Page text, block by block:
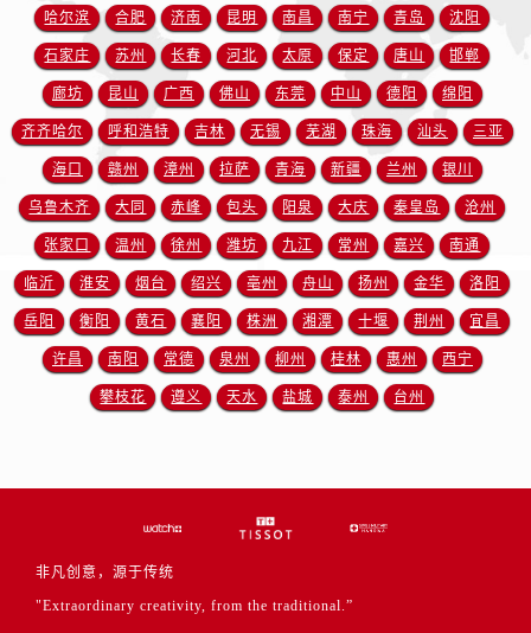
安徽省淮南市田家庵区国庆中路售后服务中心（需提前预约）
安徽省黄山市屯溪区黄山西路售后服务中心（需提前预约）
安徽省六安市金安区解放中路售后服务中心（需提前预约）
安徽省马鞍山市雨山区湖南西路售后服务中心（需提前预约）
安徽省宿州市埇桥区人民中路售后服务中心（需提前预约）
安徽省铜陵市铜官区石城大道售后服务中心（需提前预约）
安徽省芜湖市镜湖区中山路步行街售后服务中心（需提前预约）
安徽省宣城市宣州区叠嶂西路售后服务中心（需提前预约）
福建省龙岩市新罗区九一南路售后服务中心（需提前预约）
福建省南平市建阳区人民西路售后服务中心（需提前预约）
福建省宁德市蕉城区天湖东路售后服务中心（需提前预约）
江苏省常州市新北区龙锦路1590号现代传媒中心5号楼10层1008室售后服务中心（需提前预约）
哈尔滨 合肥 济南 昆明 南昌 南宁 青岛 沈阳
石家庄 苏州 长春 河北 太原 保定 唐山 邯郸
廊坊 昆山 广西 佛山 东莞 中山 德阳 绵阳
齐齐哈尔 呼和浩特 吉林 无锡 芜湖 珠海 汕头 三亚
海口 赣州 漳州 拉萨 青海 新疆 兰州 银川
乌鲁木齐 大同 赤峰 包头 阳泉 大庆 秦皇岛 沧州
张家口 温州 徐州 潍坊 九江 常州 嘉兴 南通
临沂 淮安 烟台 绍兴 亳州 舟山 扬州 金华 洛阳
岳阳 衡阳 黄石 襄阳 株洲 湘潭 十堰 荆州 宜昌
许昌 南阳 常德 泉州 柳州 桂林 惠州 西宁
攀枝花 遵义 天水 盐城 泰州 台州
非凡创意，源于传统
"Extraordinary creativity, from the traditional.”